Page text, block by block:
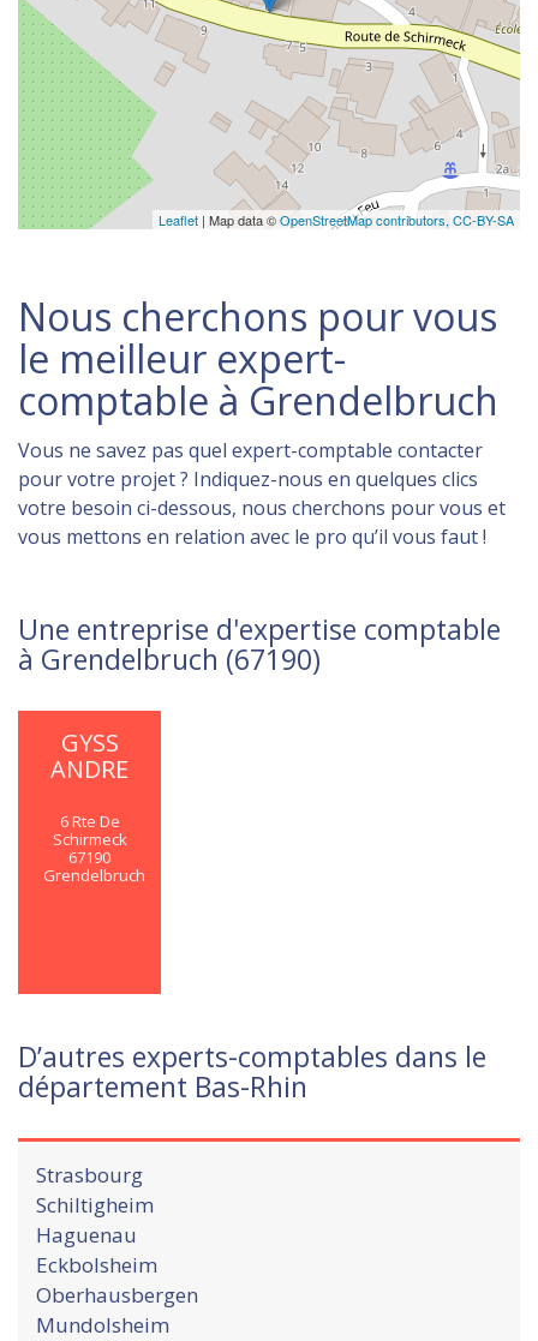
Leaflet | Map data ©OpenStreetMap contributors, CC-BY-SA
Nous cherchons pour vous
le meilleur expert-
comptable à Grendelbruch
Vous ne savez pas quel expert-comptable contacter
pour votre projet ? Indiquez-nous en quelques clics
votre besoin ci-dessous, nous cherchons pour vous et
vous mettons en relation avec le pro qu’il vous faut !
Une entreprise d'expertise comptable
à Grendelbruch (67190)
GYSS
ANDRE
6 Rte De
Schirmeck
67190
Grendelbruch
D’autres experts-comptables dans le
département Bas-Rhin
Strasbourg
Schiltigheim
Haguenau
Eckbolsheim
Oberhausbergen
Mundolsheim